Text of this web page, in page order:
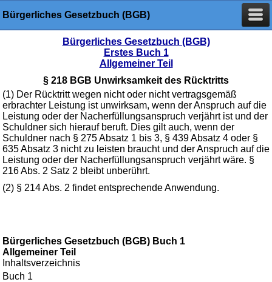
Bürgerliches Gesetzbuch (BGB)
Bürgerliches Gesetzbuch (BGB)
Erstes Buch 1
Allgemeiner Teil
§ 218 BGB Unwirksamkeit des Rücktritts
(1) Der Rücktritt wegen nicht oder nicht vertragsgemäß
erbrachter Leistung ist unwirksam, wenn der Anspruch auf die
Leistung oder der Nacherfüllungsanspruch verjährt ist und der
Schuldner sich hierauf beruft. Dies gilt auch, wenn der
Schuldner nach § 275 Absatz 1 bis 3, § 439 Absatz 4 oder §
635 Absatz 3 nicht zu leisten braucht und der Anspruch auf die
Leistung oder der Nacherfüllungsanspruch verjährt wäre. §
216 Abs. 2 Satz 2 bleibt unberührt.
(2) § 214 Abs. 2 findet entsprechende Anwendung.
Bürgerliches Gesetzbuch (BGB) Buch 1
Allgemeiner Teil
Inhaltsverzeichnis
Buch 1